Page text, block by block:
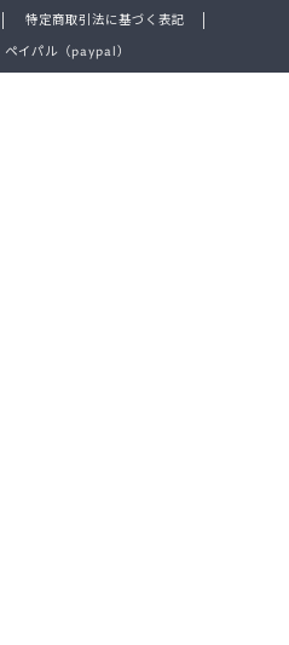
特定商取引法に基づく表記
イパル（paypal）